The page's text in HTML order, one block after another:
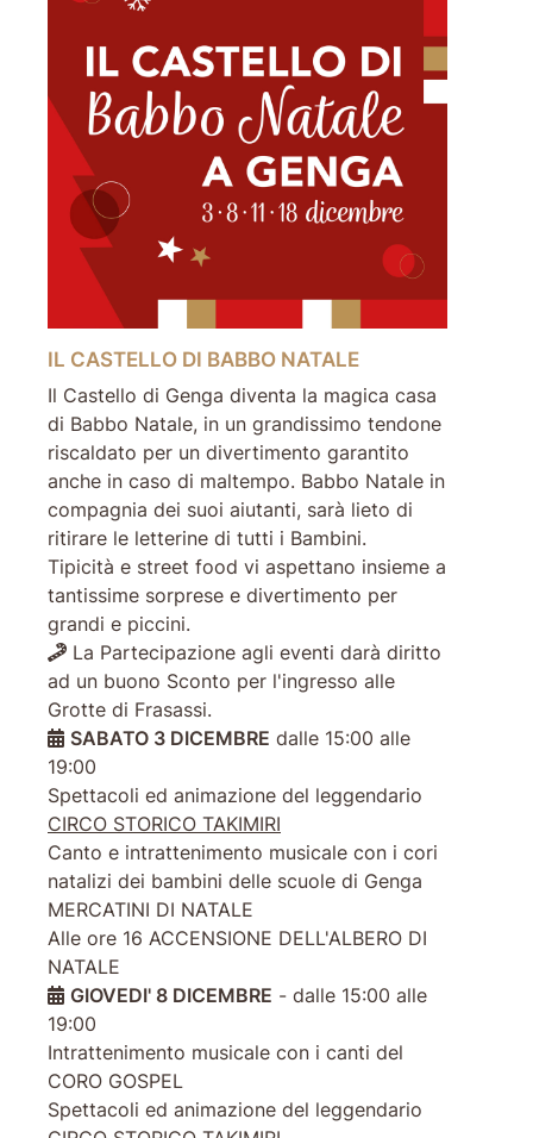
IL CASTELLO DI BABBO NATALE
Il Castello di Genga diventa la magica casa
di Babbo Natale, in un grandissimo tendone
riscaldato per un divertimento garantito
anche in caso di maltempo. Babbo Natale in
compagnia dei suoi aiutanti, sarà lieto di
ritirare le letterine di tutti i Bambini.
Tipicità e street food vi aspettano insieme a
tantissime sorprese e divertimento per
grandi e piccini.
La Partecipazione agli eventi darà diritto
ad un buono Sconto per l'ingresso alle
Grotte di Frasassi.
SABATO 3 DICEMBRE dalle 15:00 alle
19:00
Spettacoli ed animazione del leggendario
CIRCO STORICO TAKIMIRI
Canto e intrattenimento musicale con i cori
natalizi dei bambini delle scuole di Genga
MERCATINI DI NATALE
Alle ore 16 ACCENSIONE DELL'ALBERO DI
NATALE
GIOVEDI' 8 DICEMBRE - dalle 15:00 alle
19:00
Intrattenimento musicale con i canti del
CORO GOSPEL
Spettacoli ed animazione del leggendario